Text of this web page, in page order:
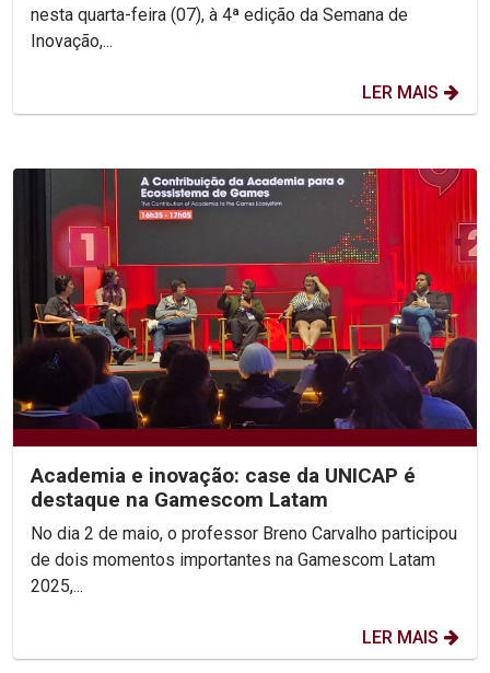
nesta quarta-feira (07), à 4ª edição da Semana de
Inovação,...
LER MAIS
Academia e inovação: case da UNICAP é
destaque na Gamescom Latam
No dia 2 de maio, o professor Breno Carvalho participou
de dois momentos importantes na Gamescom Latam
2025,...
LER MAIS